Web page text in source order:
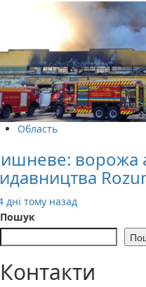
Область
ворожа
дні тому назад
Пошук
Контакти